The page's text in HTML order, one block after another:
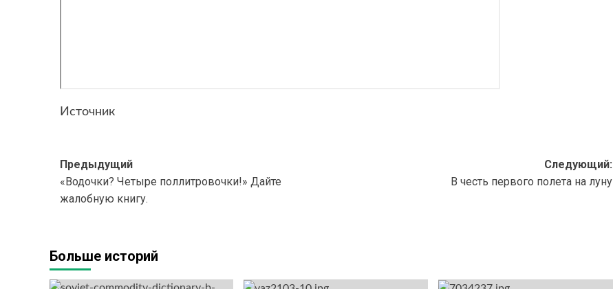
Источник
Навигация
записи
Предыдущий
«Водочки? Четыре поллитровочки!» Дайте
жалобную книгу.
Следующий:
В честь первого полета на луну
Больше историй